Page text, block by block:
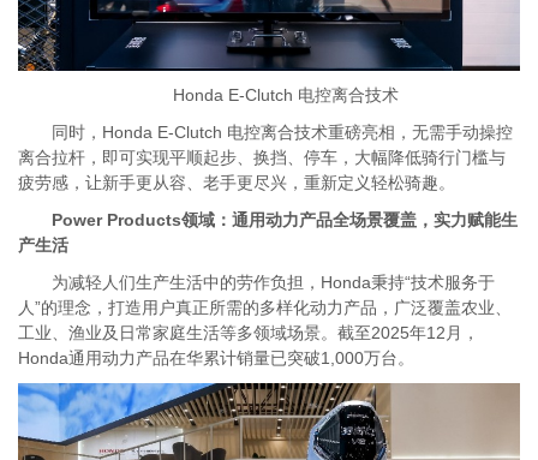
Honda E-Clutch 电控离合技术
同时，Honda E-Clutch 电控离合技术重磅亮相，无需手动操控
离合拉杆，即可实现平顺起步、换挡、停车，大幅降低骑行门槛与
疲劳感，让新手更从容、老手更尽兴，重新定义轻松骑趣。
Power Products领域：通用动力产品全场景覆盖，实力赋能生
产生活
为减轻人们生产生活中的劳作负担，Honda秉持“技术服务于
人”的理念，打造用户真正所需的多样化动力产品，广泛覆盖农业、
工业、渔业及日常家庭生活等多领域场景。截至2025年12月，
Honda通用动力产品在华累计销量已突破1,000万台。